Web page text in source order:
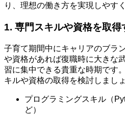
り、理想の働き方を実現しやす
1. 専門スキルや資格を取得
子育て期間中にキャリアのブラ
や資格があれば復職時に大きな
習に集中できる貴重な時期です
キルや資格の取得を検討しましょ
プログラミングスキル（
ど）